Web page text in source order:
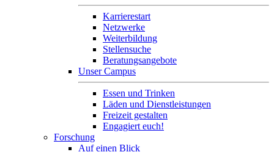
Karrierestart
Netzwerke
Weiterbildung
Stellensuche
Beratungsangebote
Unser Campus
Essen und Trinken
Läden und Dienstleistungen
Freizeit gestalten
Engagiert euch!
Forschung
Auf einen Blick